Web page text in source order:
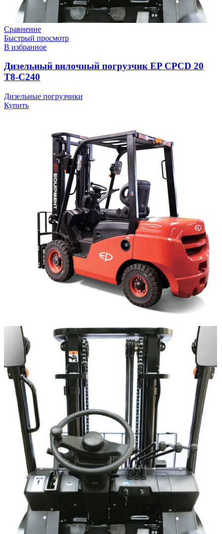
Сравнение
Быстрый просмотр
В избранное
Дизельный вилочный погрузчик EP CPCD 20
T8-C240
Дизельные погрузчики
Купить